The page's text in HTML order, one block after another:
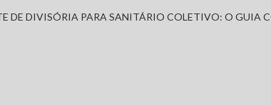
DE DIVISÓRIA PARA SANITÁRIO COLETIVO: O GUIA